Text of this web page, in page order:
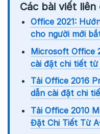
Các bài viết liên
Office 2021:
cho người mới
Microsoft Office
cài đặt chi tiết từ
Tải Office 2016
dẫn cài đặt chi
Tải Office 2010
Đặt Chi Tiết Từ